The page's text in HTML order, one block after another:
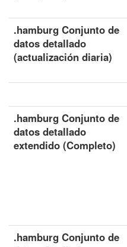
.hamburg Conjunto de
datos detallado
(actualización diaria)
.hamburg Conjunto de
datos detallado
extendido (Completo)
.hamburg Conjunto de